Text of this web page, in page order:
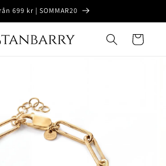
699 kr | SOMMAR20
Ostoskori